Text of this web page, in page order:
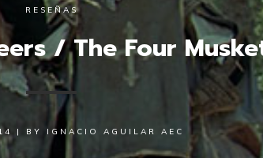
RESEÑAS
/ The Four
| BY IGNACIO AGUILAR AEC